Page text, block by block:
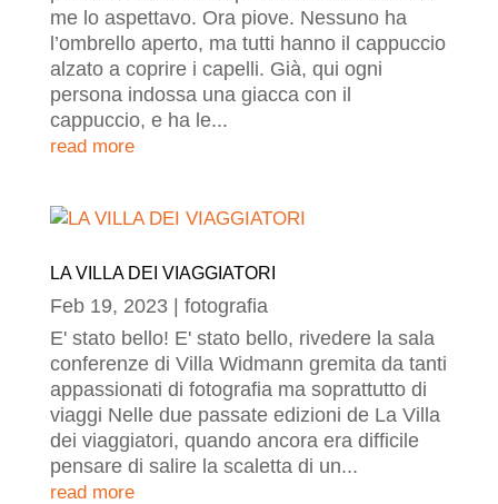
me lo aspettavo. Ora piove. Nessuno ha
l’ombrello aperto, ma tutti hanno il cappuccio
alzato a coprire i capelli. Già, qui ogni
persona indossa una giacca con il
cappuccio, e ha le...
read more
LA VILLA DEI VIAGGIATORI
Feb 19, 2023| fotografia
E' stato bello! E' stato bello, rivedere la sala
conferenze di Villa Widmann gremita da tanti
appassionati di fotografia ma soprattutto di
viaggi Nelle due passate edizioni de La Villa
dei viaggiatori, quando ancora era difficile
pensare di salire la scaletta di un...
read more